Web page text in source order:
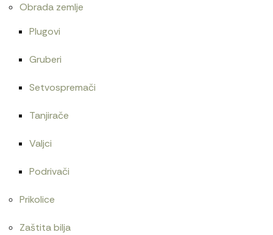
Obrada zemlje
Plugovi
Gruberi
Setvospremači
Tanjirače
Valjci
Podrivači
Prikolice
Zaštita bilja